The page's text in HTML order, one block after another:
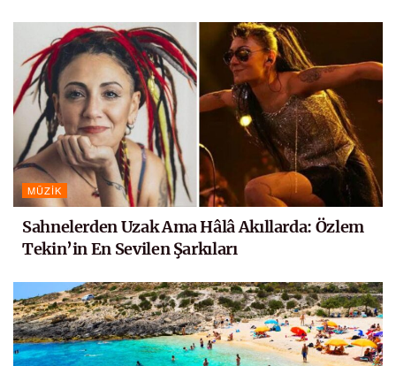
MÜZIK
Sahnelerden Uzak Ama Hâlâ Akıllarda: Özlem
Tekin’in En Sevilen Şarkıları